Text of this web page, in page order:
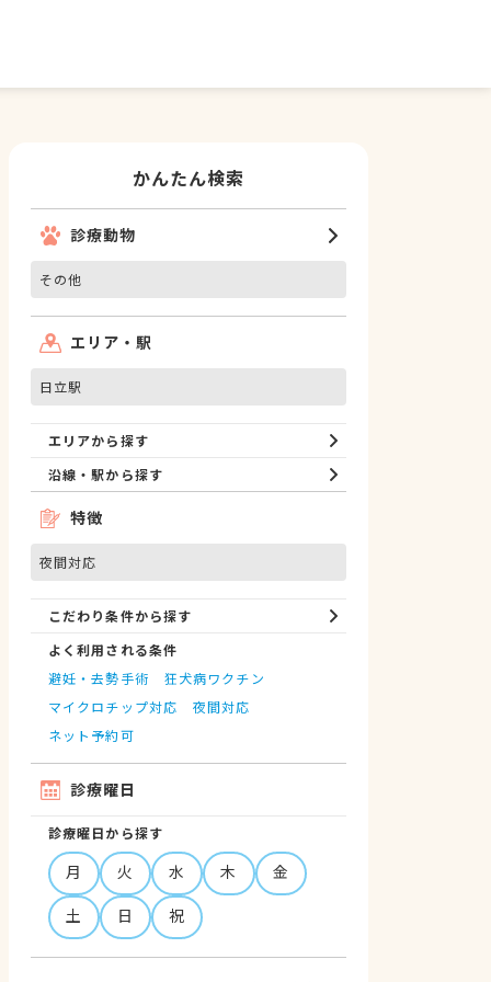
かんたん検索
診療動物
その他
エリア・駅
日立駅
エリアから探す
沿線・駅から探す
特徴
夜間対応
こだわり条件から探す
よく利用される条件
避妊・去勢手術
狂犬病ワクチン
マイクロチップ対応
夜間対応
ネット予約可
診療曜日
診療曜日から探す
月 火 水 木
金
土
日 祝